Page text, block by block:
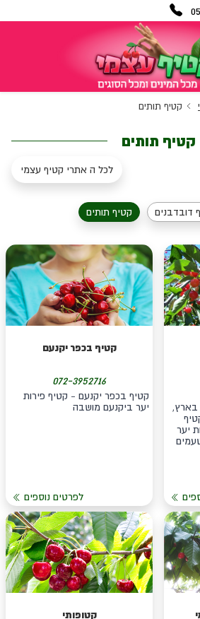
קטיף תותים
קטיף תותים
לכל ה אתרי קטיף עצמי
דובדבנים קטיף תותים
בארץ,
יער
קטיף בכפר יקנעם
072-3952716
קטיף בכפר יקנעם - קטיף פירות
יער ביקנעם מושבה
לפרטים נוספים
קטופותי